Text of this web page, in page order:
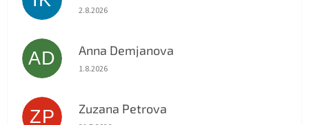
Hodnocení obchodu je 5 z 5 hvězdiček.
2.8.2026
AD Anna Demjanova
Hodnocení obchodu je 5 z 5 hvězdiček.
1.8.2026
ZP Zuzana Petrova